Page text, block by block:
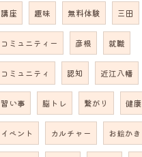
講座 趣味 無料体験 三田
コミュニティー 彦根 就職
コミュニティ 認知 近江八幡
習い事 脳トレ 繋がり 健康
イベント カルチャー お絵かき